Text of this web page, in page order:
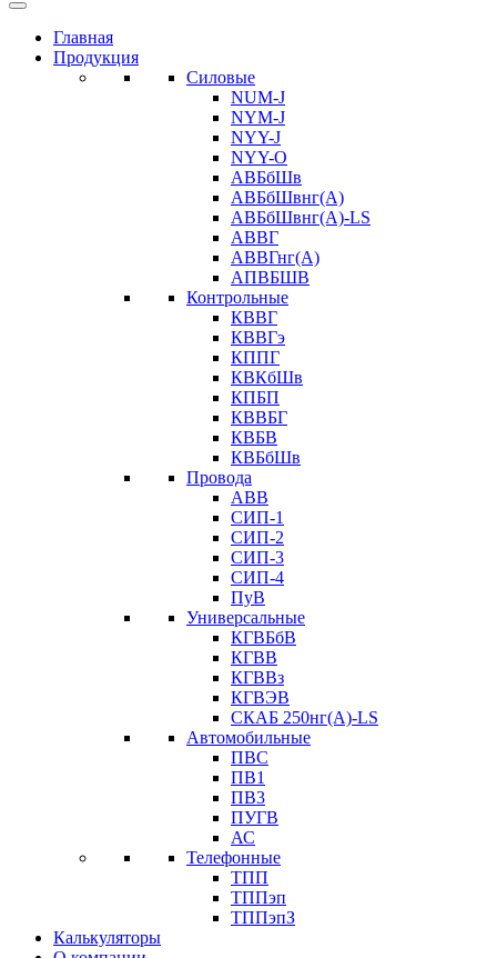
Главная
Продукция
Силовые
NUM-J
NYM-J
NYY-J
NYY-O
АВБбШв
АВБбШвнг(А)
АВБбШвнг(А)-LS
АВВГ
АВВГнг(А)
АПВБШВ
Контрольные
КВВГ
КВВГэ
КППГ
КВКбШв
КПБП
КВВБГ
КВБВ
КВБбШв
Провода
АВВ
СИП-1
СИП-2
СИП-3
СИП-4
ПуВ
Универсальные
КГВБбВ
КГВВ
КГВВз
КГВЭВ
СКАБ 250нг(А)-LS
Автомобильные
ПВС
ПВ1
ПВ3
ПУГВ
АС
Телефонные
ТПП
ТППэп
ТППэпЗ
Калькуляторы